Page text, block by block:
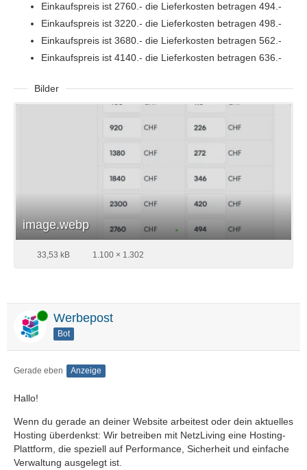
Einkaufspreis ist 2760.- die Lieferkosten betragen 494.-
Einkaufspreis ist 3220.- die Lieferkosten betragen 498.-
Einkaufspreis ist 3680.- die Lieferkosten betragen 562.-
Einkaufspreis ist 4140.- die Lieferkosten betragen 636.-
Bilder
image.webp
33,53 kB 1.100 × 1.302
Online Werbepost
Bot
Gerade eben Anzeige
Hallo!
Wenn du gerade an deiner Website arbeitest oder dein aktuelles
Hosting überdenkst: Wir betreiben mit NetzLiving eine Hosting-
Plattform, die speziell auf Performance, Sicherheit und einfache
Verwaltung ausgelegt ist.